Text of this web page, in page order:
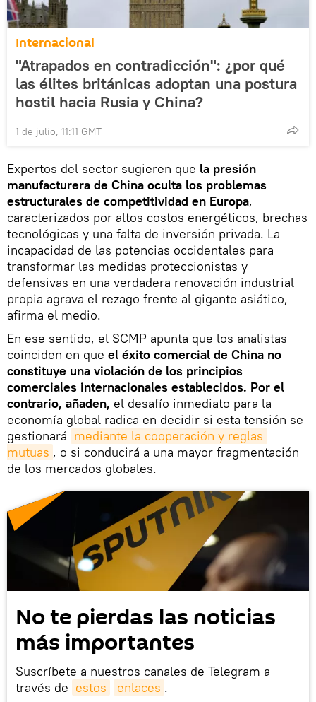
Internacional
"Atrapados en contradicción": ¿por qué
las élites británicas adoptan una postura
hostil hacia Rusia y China?
1 de julio, 11:11 GMT
Expertos del sector sugieren que la presión
manufacturera de China oculta los problemas
estructurales de competitividad en Europa,
caracterizados por altos costos energéticos, brechas
tecnológicas y una falta de inversión privada. La
incapacidad de las potencias occidentales para
transformar las medidas proteccionistas y
defensivas en una verdadera renovación industrial
propia agrava el rezago frente al gigante asiático,
afirma el medio.
En ese sentido, el SCMP apunta que los analistas
coinciden en que el éxito comercial de China no
constituye una violación de los principios
comerciales internacionales establecidos. Por el
contrario, añaden, el desafío inmediato para la
economía global radica en decidir si esta tensión se
gestionará mediante la cooperación y reglas
mutuas , o si conducirá a una mayor fragmentación
de los mercados globales.
No te pierdas las noticias
más importantes
Suscríbete a nuestros canales de Telegram a
través de estos enlaces .